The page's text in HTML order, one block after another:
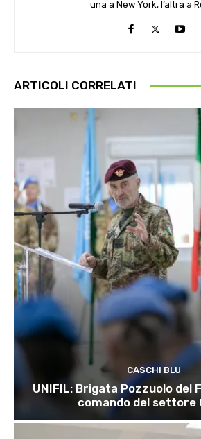
una a New York, l’altra a
ARTICOLI CORRELATI
CASCHI BLU
UNIFIL: Brigata Pozzuolo del
comando del settore